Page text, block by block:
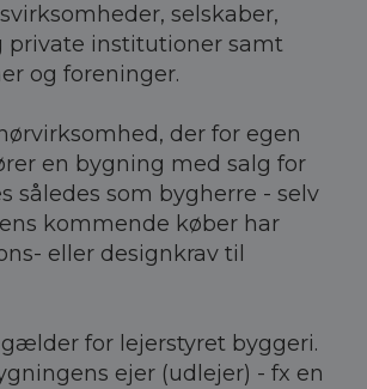
selskaber,
private institutioner samt
og foreninger.
der for egen
en bygning med salg for
således som bygherre - selv
kommende køber har
eller designkrav til
for lejerstyret byggeri.
ejer (udlejer) - fx en